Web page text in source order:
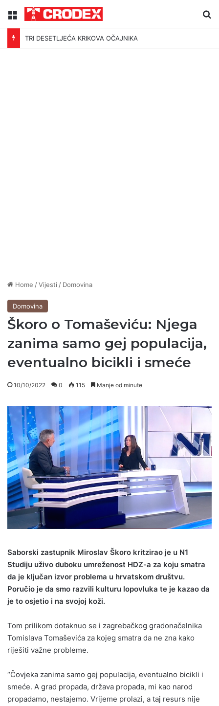
Menu
TRI DESETLJEĆA KRIKOVA OČAJNIKA
Home /Vijesti / Domovina
Domovina
Škoro o Tomaševiću: Njega
zanima samo gej populacija,
eventualno bicikli i smeće
10/10/2022 0 115 Manje od minute
Saborski zastupnik Miroslav Škoro kritzirao je u N1
Studiju uživo duboku umreženost HDZ-a za koju smatra
da je ključan izvor problema u hrvatskom društvu.
Poručio je da smo razvili kulturu lopovluka te je kazao da
je to osjetio i na svojoj koži.
Tom prilikom dotaknuo se i zagrebačkog gradonačelnika
Tomislava Tomaševića za kojeg smatra da ne zna kako
riješiti važne probleme.
“Čovjeka zanima samo gej populacija, eventualno bicikli i
smeće. A grad propada, država propada, mi kao narod
propadamo, nestajemo. Vrijeme prolazi, a taj resurs nije